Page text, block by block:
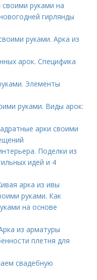
своими руками на
гирлянды
руками. Арка из
арок. Специфика
Элементы
руками. Виды арок:
арки своими
Поделки из
идей и 4
арка из ивы
руками. Как
на основе
из арматуры
плетня для
свадебную